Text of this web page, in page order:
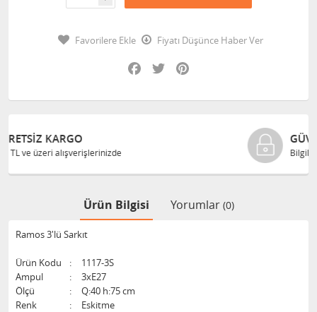
Favorilere Ekle
Fiyatı Düşünce Haber Ver
Facebook
Twitter
GÜVENLI ALIŞVERIŞ
Bilgileriniz 128 Bit SSL ile güvende
Ürün Bilgisi Yorumlar (0)
Ramos 3'lü Sarkıt
Ürün Kodu :
1117-3S
Ampul
:
3xE27
Ölçü
:
Q:40 h:75 cm
Renk
:
Eskitme